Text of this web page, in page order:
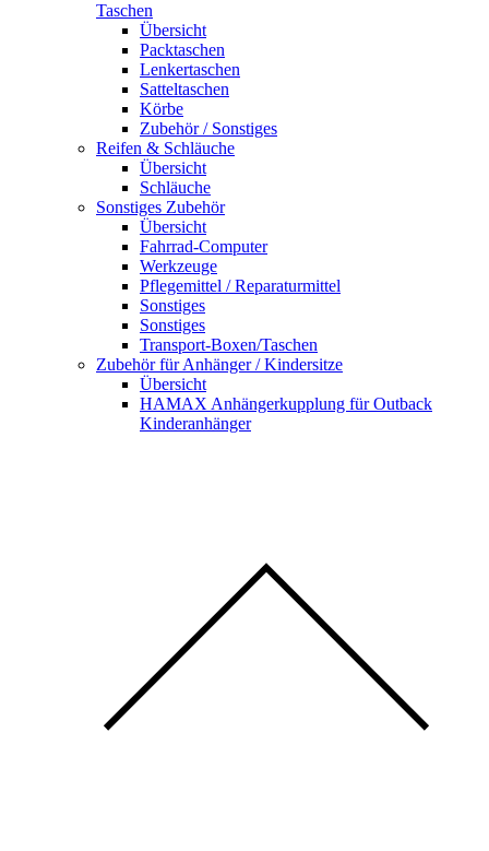
Taschen
Übersicht
Packtaschen
Lenkertaschen
Satteltaschen
Körbe
Zubehör / Sonstiges
Reifen & Schläuche
Übersicht
Schläuche
Sonstiges Zubehör
Übersicht
Fahrrad-Computer
Werkzeuge
Pflegemittel / Reparaturmittel
Sonstiges
Sonstiges
Transport-Boxen/Taschen
Zubehör für Anhänger / Kindersitze
Übersicht
HAMAX Anhängerkupplung für Outback
Kinderanhänger